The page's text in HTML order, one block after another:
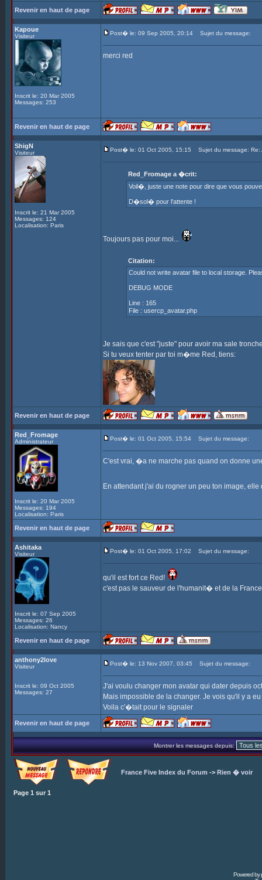
Revenir en haut de page
Kapoue
Visiteur
Inscrit le: 20 Mar 2005
Messages: 253
Post� le: 09 Sep 2005, 20:14 Sujet du message:
merci red
Revenir en haut de page
ShigN
Visiteur
Inscrit le: 21 Mar 2005
Messages: 124
Localisation: Paris
Post� le: 01 Oct 2005, 15:15 Sujet du message: Re:
Red_Fromage a �crit:
Voil�, juste une note pour dire que vous
D�sol� pour l'attente !
Toujours pas pour moi...
Citation:
Could not write avatar file to local storage.
DEBUG MODE
Line : 165
File : usercp_avatar.php
Je sais que c'est "juste" pour avoir ma sale
Si tu veux tenter par toi m�me Red, tiens:
Revenir en haut de page
Red_Fromage
Administrateur
Inscrit le: 20 Mar 2005
Messages: 194
Localisation: Paris
Post� le: 01 Oct 2005, 15:54 Sujet du message:
C'est vrai, �a ne marche pas quand on donne
En attendant j'ai du rogner un peu ton image,
Revenir en haut de page
Ashitaka
Visiteur
Inscrit le: 07 Sep 2005
Messages: 26
Localisation: Nancy
Post� le: 01 Oct 2005, 17:02 Sujet du message:
qu'il est fort ce Red!
c'est pas le sauveur de l'humanit� et de la
Revenir en haut de page
anthony2love
Visiteur
Inscrit le: 09 Oct 2005
Messages: 27
Post� le: 13 Nov 2007, 03:45 Sujet du message:
J'ai voulu changer mon avatar qui dater depuis
Mais impossible de la changer. Je vois qu'il y a
Voila c'�tait pour le signaler
Revenir en haut de page
Montrer les messages depuis:
France Five Index du Forum -> Rien � voir
Page 1 sur 1
Powered by